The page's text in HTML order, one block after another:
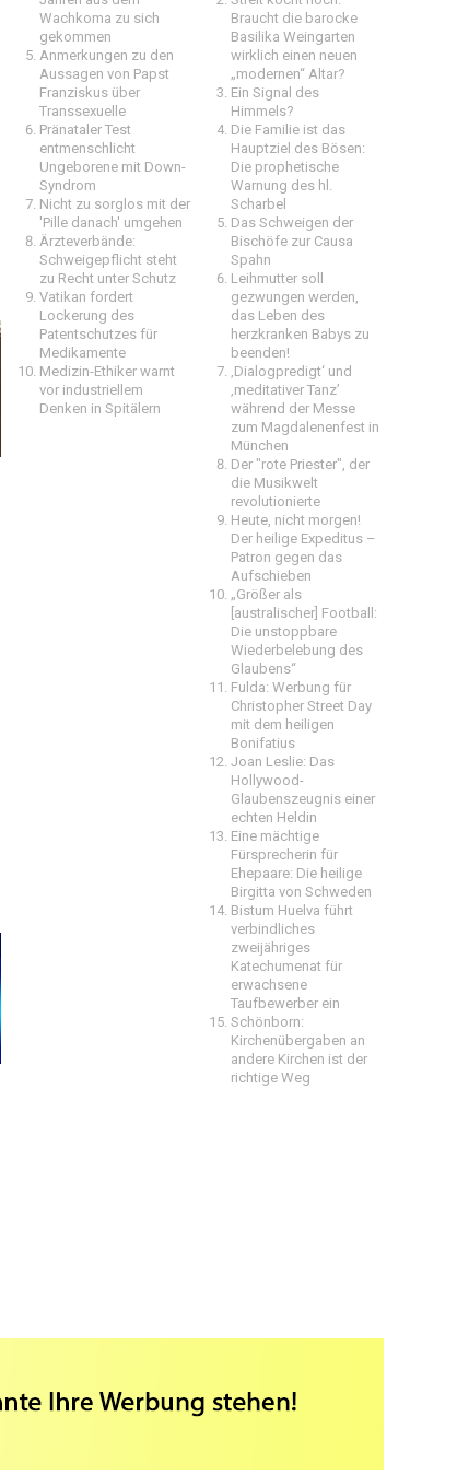
Wachkoma zu sich
gekommen
Anmerkungen zu den
Aussagen von Papst
Franziskus über
Transsexuelle
Pränataler Test
entmenschlicht
Ungeborene mit Down-
Syndrom
Nicht zu sorglos mit der
'Pille danach' umgehen
Ärzteverbände:
Schweigepflicht steht
zu Recht unter Schutz
Vatikan fordert
Lockerung des
Patentschutzes für
Medikamente
Medizin-Ethiker warnt
vor industriellem
Denken in Spitälern
Braucht die barocke
Basilika Weingarten
wirklich einen neuen
„modernen“ Altar?
Ein Signal des
Himmels?
Die Familie ist das
Hauptziel des Bösen:
Die prophetische
Warnung des hl.
Scharbel
Das Schweigen der
Bischöfe zur Causa
Spahn
Leihmutter soll
gezwungen werden,
das Leben des
herzkranken Babys zu
beenden!
‚Dialogpredigt‘ und
‚meditativer Tanz’
während der Messe
zum Magdalenenfest in
München
Der "rote Priester", der
die Musikwelt
revolutionierte
Heute, nicht morgen!
Der heilige Expeditus –
Patron gegen das
Aufschieben
„Größer als
[australischer] Football:
Die unstoppbare
Wiederbelebung des
Glaubens“
Fulda: Werbung für
Christopher Street Day
mit dem heiligen
Bonifatius
Joan Leslie: Das
Hollywood-
Glaubenszeugnis einer
echten Heldin
Eine mächtige
Fürsprecherin für
Ehepaare: Die heilige
Birgitta von Schweden
Bistum Huelva führt
verbindliches
zweijähriges
Katechumenat für
erwachsene
Taufbewerber ein
Schönborn:
Kirchenübergaben an
andere Kirchen ist der
richtige Weg